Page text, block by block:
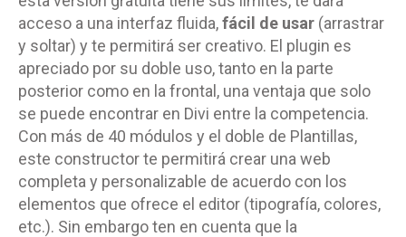
acceso a una interfaz fluida,fácil de usar (arrastrar
y soltar) y te permitirá ser creativo. El plugin es
apreciado por su doble uso, tanto en la parte
posterior como en la frontal, una ventaja que solo
se puede encontrar en Divi entre la competencia.
Con más de 40 módulos y el doble de Plantillas,
este constructor te permitirá crear una web
completa y personalizable de acuerdo con los
elementos que ofrece el editor (tipografía, colores,
etc.). Sin embargo ten en cuenta que la